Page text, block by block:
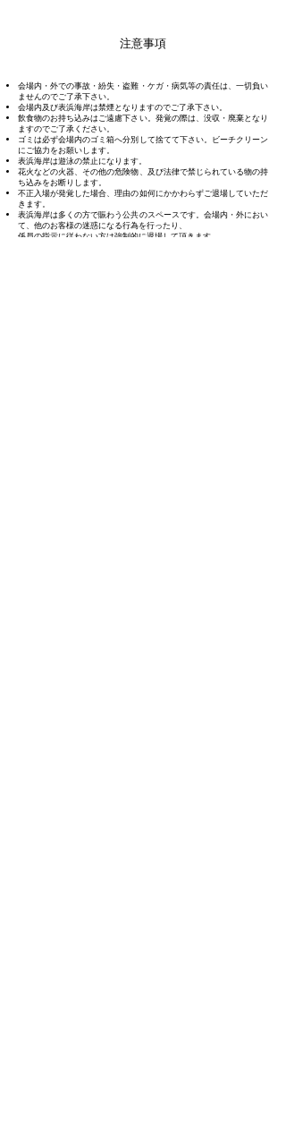
注意事項
会場内・外での事故・紛失・盗難・ケガ・病気等の責任は、一切負い
ませんのでご了承下さい。
会場内及び表浜海岸は禁煙となりますのでご了承下さい。
飲食物のお持ち込みはご遠慮下さい。発覚の際は、没収・廃棄となり
ますのでご了承ください。
ゴミは必ず会場内のゴミ箱へ分別して捨てて下さい。ビーチクリーン
にご協力をお願いします。
表浜海岸は遊泳の禁止になります。
花火などの火器、その他の危険物、及び法律で禁じられている物の持
ち込みをお断りします。
不正入場が発覚した場合、理由の如何にかかわらずご退場していただ
きます。
表浜海岸は多くの方で賑わう公共のスペースです。会場内・外におい
て、他のお客様の迷惑になる行為を行ったり、
係員の指示に従わない方は強制的に退場して頂きます。